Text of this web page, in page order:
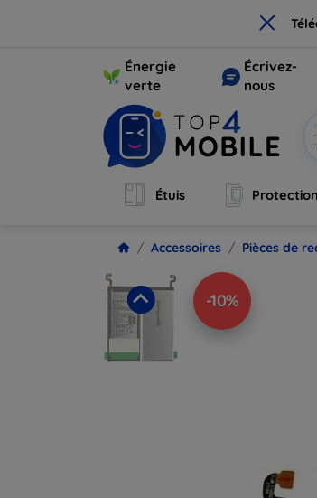
×
Énergie
verte
Écrivez-
nous
Étuis
Accessoires Pièces de
-10%